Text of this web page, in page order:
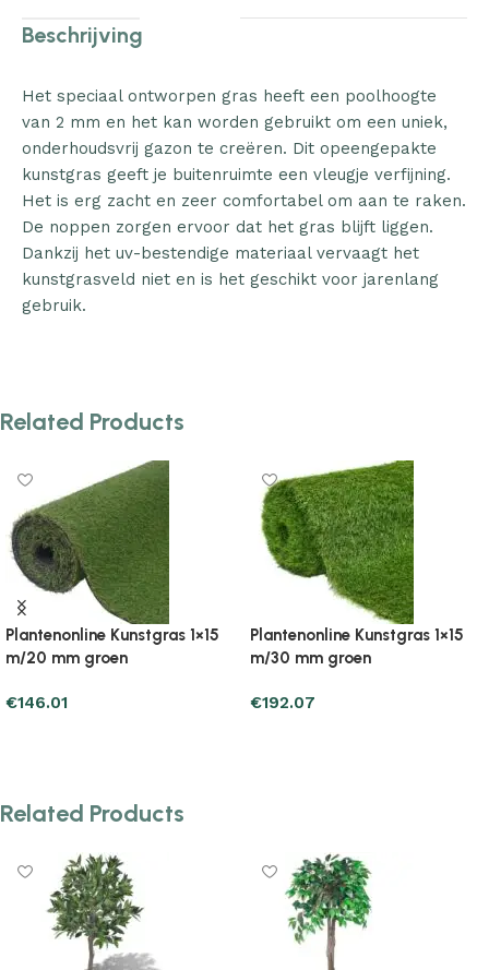
Beschrijving
Het speciaal ontworpen gras heeft een poolhoogte
van 2 mm en het kan worden gebruikt om een uniek,
onderhoudsvrij gazon te creëren. Dit opeengepakte
kunstgras geeft je buitenruimte een vleugje verfijning.
Het is erg zacht en zeer comfortabel om aan te raken.
De noppen zorgen ervoor dat het gras blijft liggen.
Dankzij het uv-bestendige materiaal vervaagt het
kunstgrasveld niet en is het geschikt voor jarenlang
gebruik.
Related Products
Kunstgras 1×15
Plantenonline Kunstgras 1×2
m/30 mm groen
Related Products